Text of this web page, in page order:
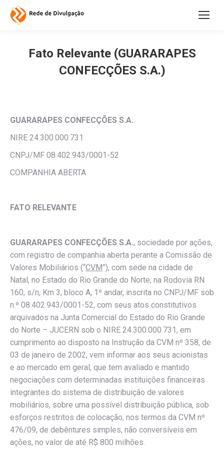
Fato Relevante (GUARARAPES
CONFECÇÕES S.A.)
GUARARAPES CONFECÇÕES S.A.
NIRE 24.300.000.731
CNPJ/MF 08.402.943/0001-52
COMPANHIA ABERTA
FATO RELEVANTE
GUARARAPES CONFECÇÕES S.A., sociedade por ações,
com registro de companhia aberta perante a Comissão de
Valores Mobiliários (“CVM”), com sede na cidade de
Natal, no Estado do Rio Grande do Norte, na Rodovia RN
160, s/n, Km 3, bloco A, 1º andar, inscrita no CNPJ/MF sob
n.º 08.402.943/0001-52, com seus atos constitutivos
arquivados na Junta Comercial do Estado do Rio Grande
do Norte – JUCERN sob o NIRE 24.300.000.731, em
cumprimento ao disposto na Instrução da CVM nº 358, de
03 de janeiro de 2002, vem informar aos seus acionistas
e ao mercado em geral, que tem avaliado e mantido
negociações com determinadas instituições financeiras
integrantes do sistema de distribuição de valores
mobiliários, sobre uma possível distribuição pública, sob
esforços restritos de colocação, nos termos da CVM nº
476/09, de debêntures simples, não conversíveis em
ações, no valor de até R$ 800 milhões.